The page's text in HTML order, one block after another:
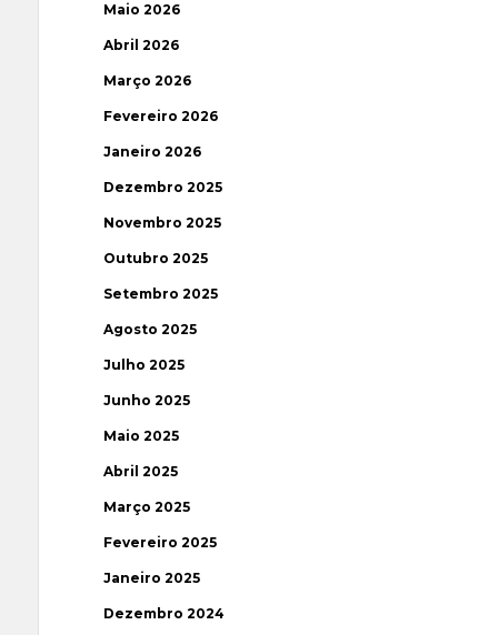
Maio 2026
Abril 2026
Março 2026
Fevereiro 2026
Janeiro 2026
Dezembro 2025
Novembro 2025
Outubro 2025
Setembro 2025
Agosto 2025
Julho 2025
Junho 2025
Maio 2025
Abril 2025
Março 2025
Fevereiro 2025
Janeiro 2025
Dezembro 2024